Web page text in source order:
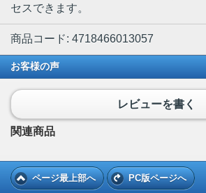
セスできます。
商品コード: 4718466013057
お客様の声
レビューを書く
関連商品
ページ最上部へ PC版ページへ